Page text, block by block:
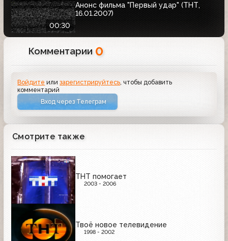
00:30
Анонс фильма "Первый удар" (ТНТ,
16.01.2007)
Комментарии 0
Войдите илизарегистрируйтесь, чтобы добавить
комментарий
Вход через Телеграм
Смотрите также
ТНТ помогает
2003 - 2006
Твоё новое телевидение
1998 - 2002